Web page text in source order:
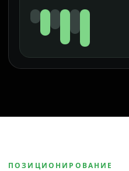
ПОЗИЦИОНИРОВАНИЕ